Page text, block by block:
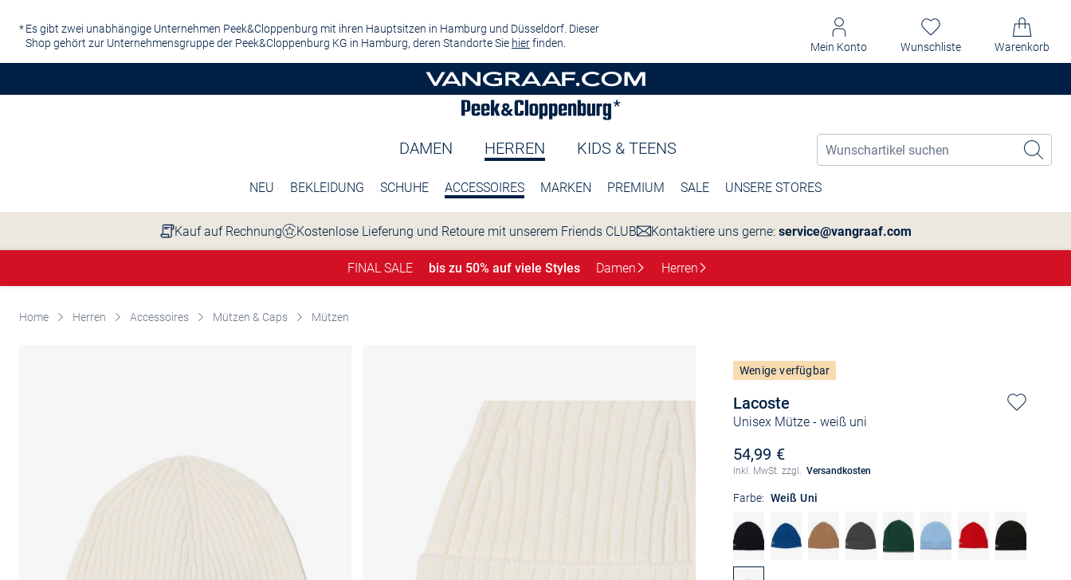
Es gibt zwei unabhängige Unternehmen Peek&Cloppenburg mit ihren Hauptsitzen in Hamburg und Düsseldorf. Dieser
Shop gehört zur Unternehmensgruppe der Peek&Cloppenburg KG in Hamburg, deren Standorte Sie hierfinden. Mein Konto Wunschliste Warenkorb
DAMEN HERREN KIDS & TEENS
NEU BEKLEIDUNG SCHUHE ACCESSOIRES MARKEN PREMIUM SALE UNSERE STORES
Kauf auf Rechnung Kostenlose Lieferung und Retoure mit unserem Friends CLUB Kontaktiere uns gerne: service@vangraaf.com
FINAL SALE bis zu 50% auf viele Styles Damen Herren
Home Herren Accessoires Mützen & Caps Mützen
Lacoste
Unisex Mütze- weiß uni
Wenige verfügbar
54,99 €
Inkl. MwSt. zzgl. Versandkosten
Farbe: Weiß Uni